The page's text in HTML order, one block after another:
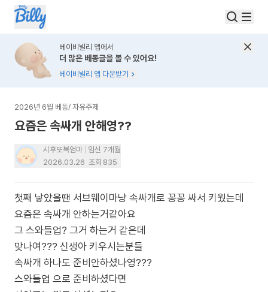
베이비빌리 앱에서
더 많은 베동글을 볼 수 있어요!
베이비빌리 앱 다운받기
2026년 6월 베동/ 자유주제
요즘은 속싸개 안해영??
시후또복엄마
임신 7개월
2026.03.26 조회 835
첫째 낳았을땐 서브웨이마냥 속싸개로 꽁꽁 싸서 키웠는데
요즘은 속싸개 안하는거같아요
그 스와들업? 그거 하는거 같은데
맞나여??? 신생아 키우시는분들
속싸개 하나도 준비안하셨나영???
스와들업 으로 준비하셨다면